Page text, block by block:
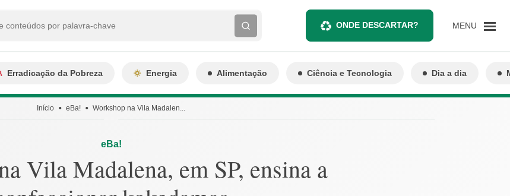
ONDE DESCARTAR? MENU
Erradicação da Pobreza Energia Alimentação Ciência e Tecnologia Dia a dia
Início eBa! Workshop na Vila Madalen...
eBa!
Vila Madalena, em SP, ensina a